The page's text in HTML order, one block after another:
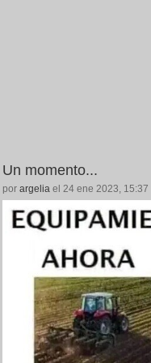
Un momento...
por argelia el 24 ene 2023, 15:37